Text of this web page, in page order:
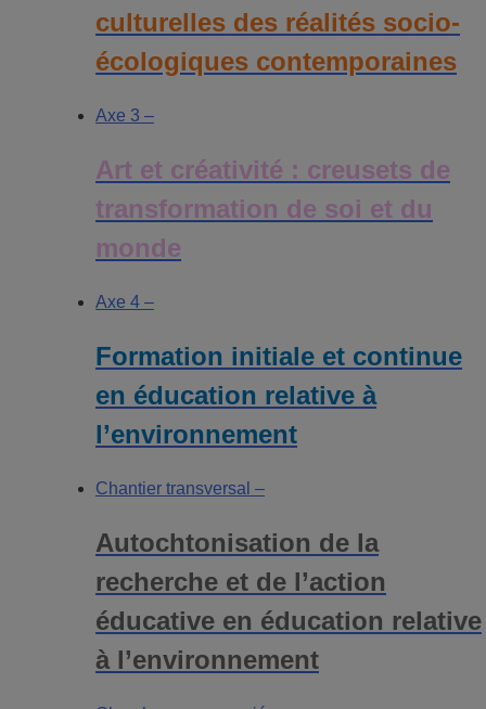
culturelles des réalités socio-
écologiques contemporaines
Axe 3 –
Art et créativité : creusets de
transformation de soi et du
monde
Axe 4 –
Formation initiale et continue
en éducation relative à
l’environnement
Chantier transversal –
Autochtonisation de la
recherche et de l’action
éducative en éducation relative
à l’environnement